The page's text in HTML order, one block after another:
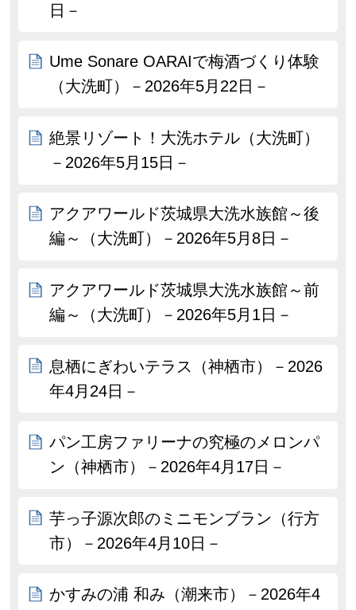
日－
Ume Sonare OARAIで梅酒づくり体験
（大洗町）－2026年5月22日－
絶景リゾート！大洗ホテル（大洗町）
－2026年5月15日－
アクアワールド茨城県大洗水族館～後
編～（大洗町）－2026年5月8日－
アクアワールド茨城県大洗水族館～前
編～（大洗町）－2026年5月1日－
息栖にぎわいテラス（神栖市）－2026
年4月24日－
パン工房ファリーナの究極のメロンパ
ン（神栖市）－2026年4月17日－
芋っ子源次郎のミニモンブラン（行方
市）－2026年4月10日－
かすみの浦 和み（潮来市）－2026年4